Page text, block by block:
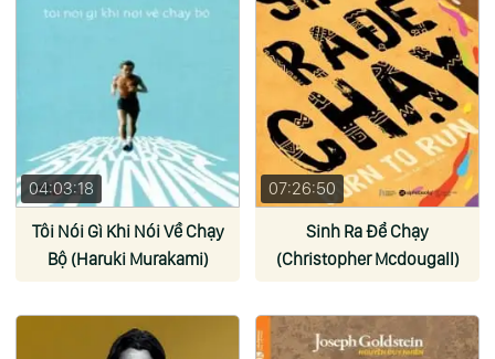
04:03:18
Tôi Nói Gì Khi Nói Về Chạy
Bộ (Haruki Murakami)
07:26:50
Sinh Ra Để Chạy
(Christopher Mcdougall)